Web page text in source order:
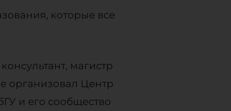
которые все
магистр
организовал Центр
и его сообщество